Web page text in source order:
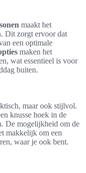
maakt het
Dit zorgt ervoor dat
een optimale
maken het
wat essentieel is voor
buiten.
maar ook stijlvol.
knusse hoek in de
De mogelijkheid om de
makkelijk om een
waar je ook bent.